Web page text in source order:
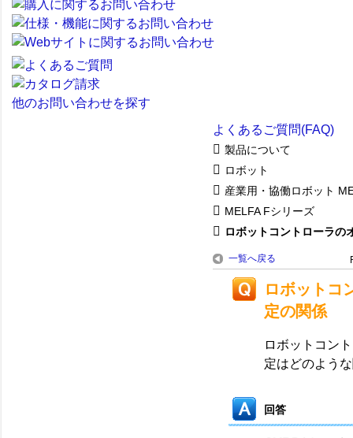
他のお問い合わせを探す
よくあるご質問(FAQ)
製品について
ロボット
産業用・協働ロボット
MELFA Fシリーズ
ロボットコントローラの
一覧へ戻る
ロボットコ
定の関係
ロボットコン
定はどのよう
回答